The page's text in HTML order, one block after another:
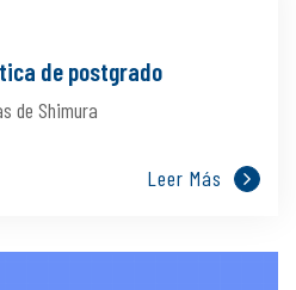
de postgrado
de Shimura
Leer Más